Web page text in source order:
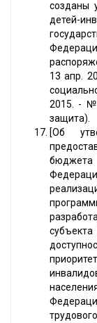
созданы
детей-
13 апр.
2015. - №
защита).
[Об